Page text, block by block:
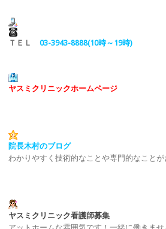
ＴＥＬ 03-3943-8888(10時～19時)
ヤスミクリニックホームページ
院長木村のブログ
わかりやすく技術的なことや専門的なことが
ヤスミクリニック看護師募集